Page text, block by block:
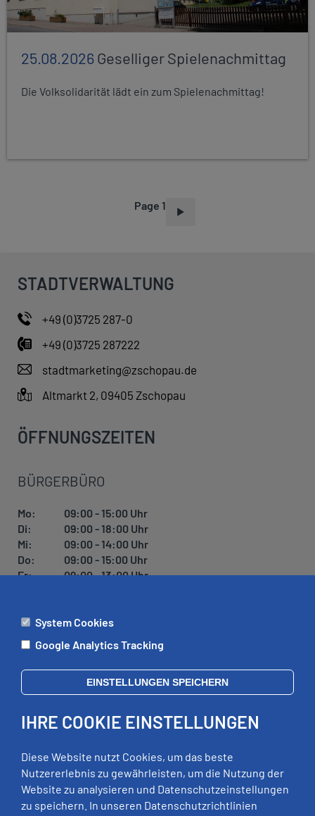
25.08.2026Geselliger Spielenachmittag
Die Volksolidarität lädt ein zum Spielenachmittag!
Page 1
STADTVERWALTUNG
+49 (0)3725 287-0
+49 (0)3725 287222
stadtmarketing@zschopau.de
Altmarkt 2, 09405 Zschopau
ÖFFNUNGSZEITEN
BÜRGERBÜRO
Mo:
09:00 - 15:00 Uhr
Di:
09:00 - 18:00 Uhr
Mi:
09:00 - 14:00 Uhr
Do:
09:00 - 15:00 Uhr
Fr:
09:00 - 13:00 Uhr
ÄMTER
Di:
09:00 - 12:00 Uhr, 13:00 - 18:00 Uhr
Mi:
geschlossen
Fr:
09:00 - 12:00 Uhr
RECHTLICHES
System Cookies
Google Analytics Tracking
EINSTELLUNGEN SPEICHERN
IHRE COOKIE EINSTELLUNGEN
Diese Website nutzt Cookies, um das beste
Nutzererlebnis zu gewährleisten, um die Nutzung der
Website zu analysieren und Datenschutzeinstellungen
zu speichern. In unseren Datenschutzrichtlinien